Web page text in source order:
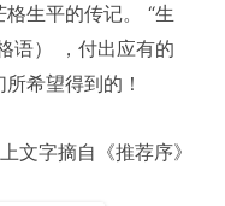
生平的传记。 “生
语） ，付出应有的
希望得到的！
文字摘自《推荐序》